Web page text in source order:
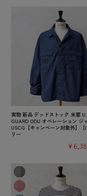
実物 新品 デッドストック 米軍
GUARD ODU オペレーション ジ
USCG【キャンペーン対象外】【
リー